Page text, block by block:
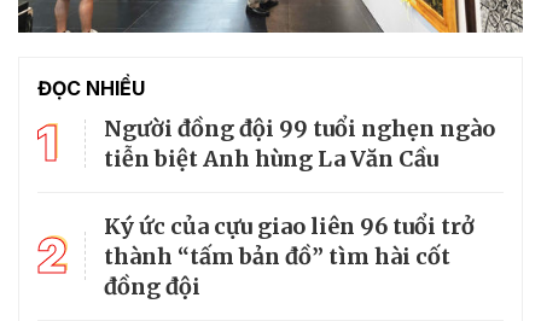
ĐỌC NHIỀU
1
Người đồng đội 99 tuổi nghẹn ngào
tiễn biệt Anh hùng La Văn Cầu
2
Ký ức của cựu giao liên 96 tuổi trở
thành “tấm bản đồ” tìm hài cốt
đồng đội